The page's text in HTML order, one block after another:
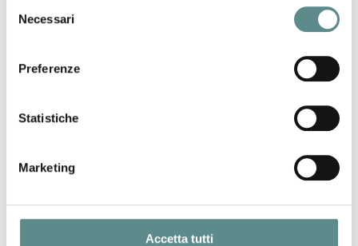
delNecessari
Preferenze
Statistiche
Marketing
Accetta tutti
31/07/2026